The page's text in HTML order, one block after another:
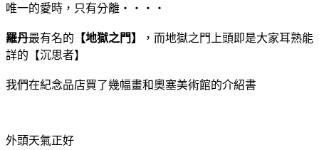
唯一的愛時，只有分離‧‧‧‧
羅丹最有名的 【地獄之門】
，而地獄之門上頭即是大家耳熟能
詳的【沉思者】
我們在紀念品店買了幾幅畫和奧塞美術館的介紹書
外頭天氣正好